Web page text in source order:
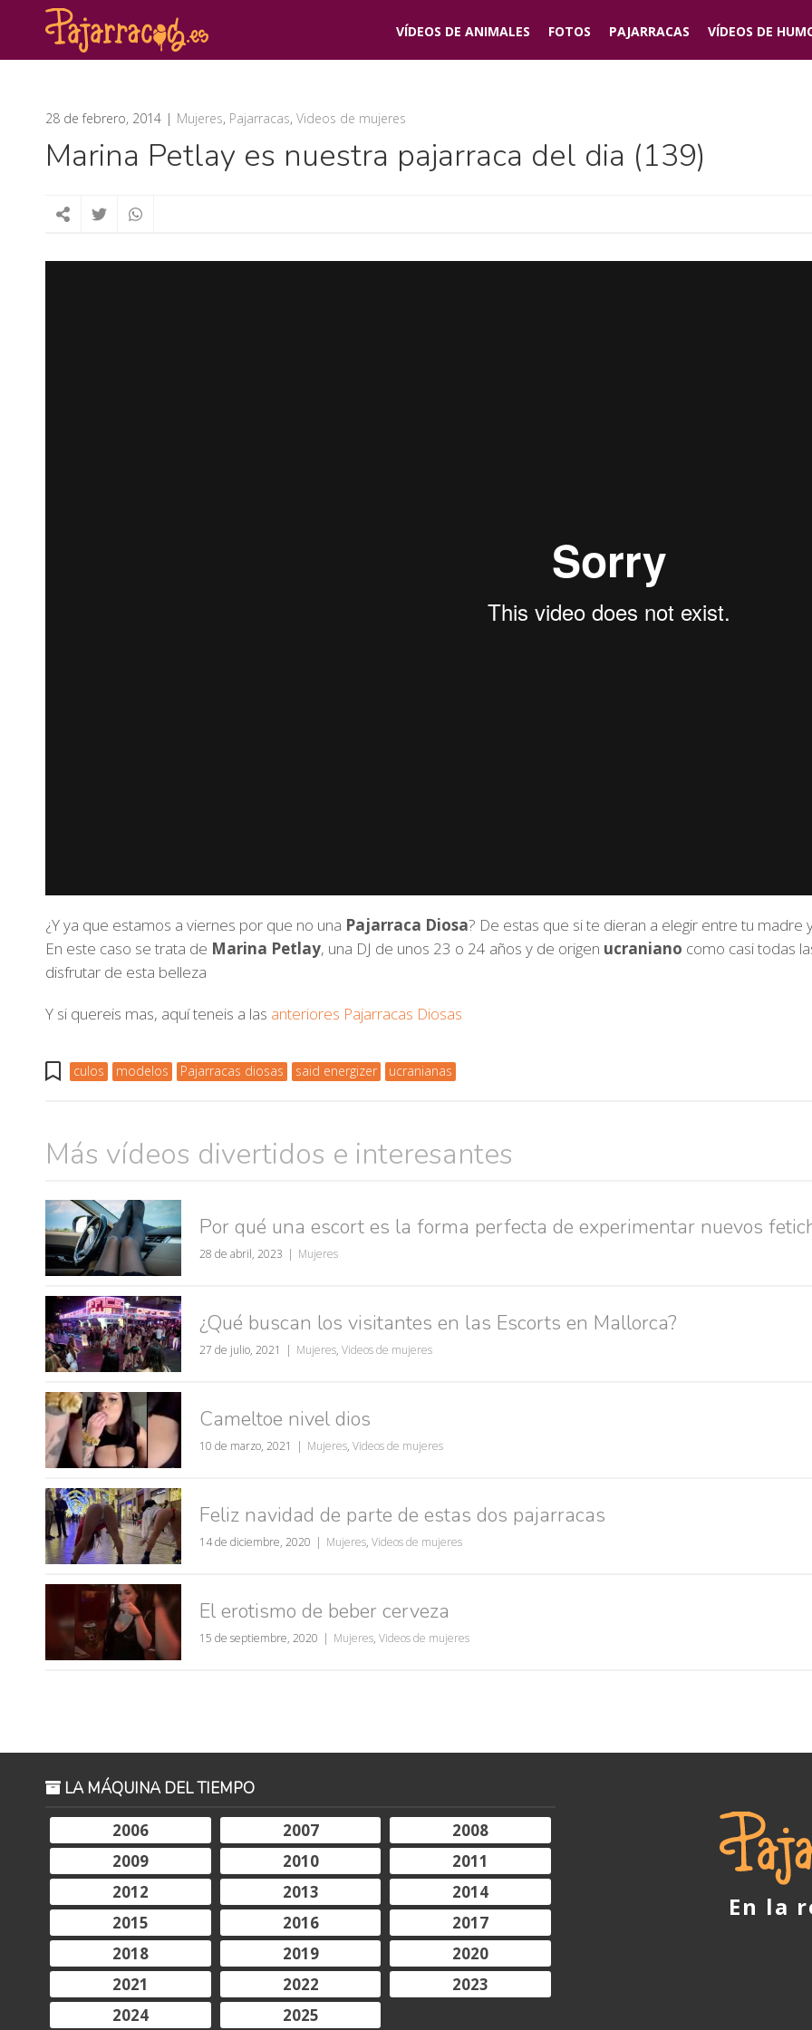
VÍDEOS DE ANIMALES FOTOS PAJARRACAS VÍDEOS DE
28 de febrero, 2014 Mujeres, Pajarracas, Videos de mujeres
Marina Petlay es nuestra pajarraca del dia (139)
¿Y ya que estamos a viernes por que no una Pajarraca Diosa? De estas que si te dieran a elegir entre tu
En este caso se trata de Marina Petlay, una DJ de unos 23 o 24 años y de origen ucraniano como casi todas
disfrutar de esta belleza
Y si quereis mas, aquí teneis a las anteriores Pajarracas Diosas
culos modelos Pajarracas diosas said energizer ucranianas
Más vídeos divertidos e interesantes
Por qué una escort es la forma perfecta de experimentar nuevos
28 de abril, 2023 Mujeres
¿Qué buscan los visitantes en las Escorts en Mallorca?
27 de julio, 2021 Mujeres, Videos de mujeres
Cameltoe nivel dios
10 de marzo, 2021 Mujeres, Videos de mujeres
Feliz navidad de parte de estas dos pajarracas
14 de diciembre, 2020 Mujeres, Videos de mujeres
El erotismo de beber cerveza
15 de septiembre, 2020 Mujeres, Videos de mujeres
LA MÁQUINA DEL TIEMPO
2006
2007
2008
2009
2010
2011
2012
2013
2014
2015
2016
2017
2018
2019
2020
2021
2022
2023
2024
2025
En la